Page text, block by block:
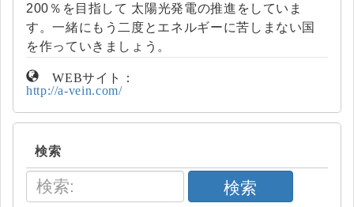
200％を目指して 太陽光発電の推進をしていま
す。一緒にもう二度とエネルギーに苦しまない国
を作っていきましょう。
WEBサイト：
http://a-vein.com/
検索
検索